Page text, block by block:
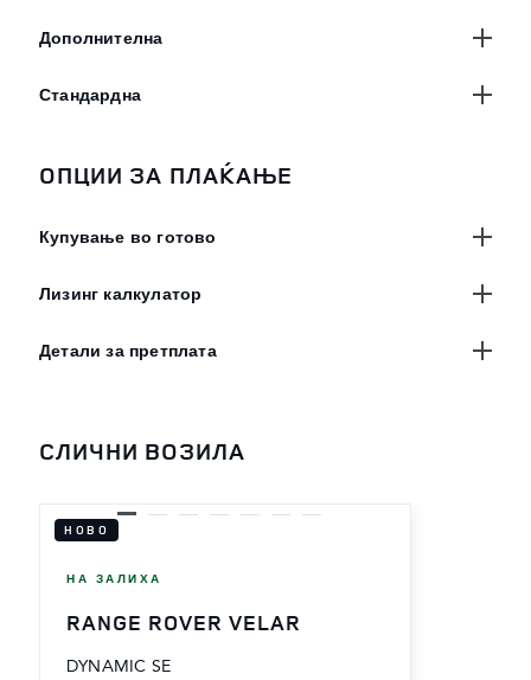
Дополнителна
Стандардна
ОПЦИИ ЗА ПЛАЌАЊЕ
Купување во готово
Лизинг калкулатор
Детали за претплата
СЛИЧНИ ВОЗИЛА
НОВО
НА ЗАЛИХА
RANGE ROVER VELAR
DYNAMIC SE